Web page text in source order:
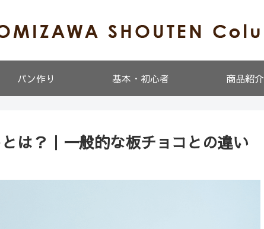
パン作り 基本・初心者 商品紹介
は？｜一般的な板チョコとの違い